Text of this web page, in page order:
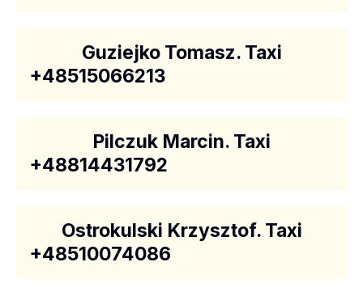
Guziejko Tomasz. Taxi
+48515066213
Pilczuk Marcin. Taxi
+48814431792
Ostrokulski Krzysztof. Taxi
+48510074086